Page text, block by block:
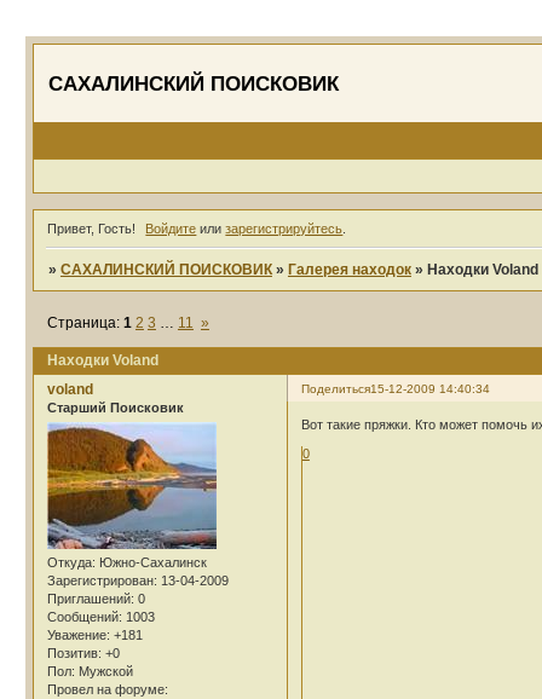
САХАЛИНСКИЙ ПОИСКОВИК
Привет, Гость! Войдите илизарегистрируйтесь
» САХАЛИНСКИЙ ПОИСКОВИК » Галерея находок » Находки Voland
Находки Voland
Страница: 1 2 3 … 11 »
Поделиться15-12-2009 14:40:34
voland
Cтарший Поисковик
Откуда: Южно-Сахалинск
Зарегистрирован: 13-04-2009
Приглашений: 0
Сообщений: 1003
Уважение: +181
Позитив: +0
Пол: Мужской
Провел на форуме:
Вот такие пряжки. Кто может помочь
0